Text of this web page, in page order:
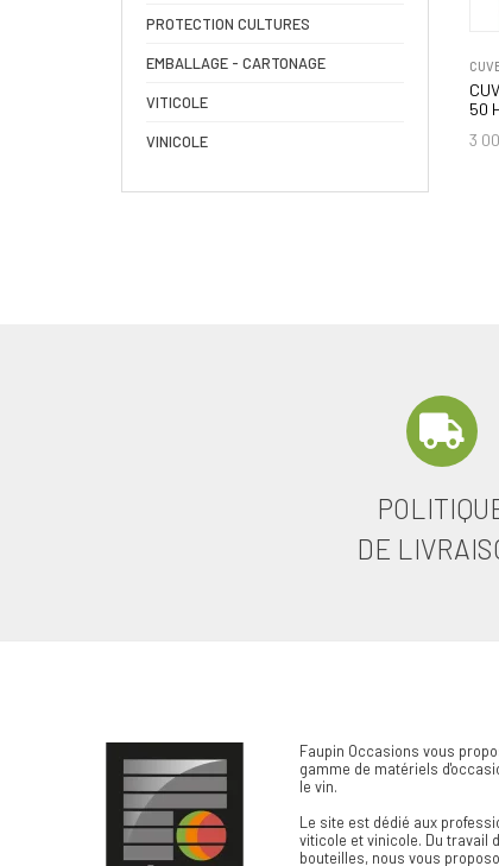
PROTECTION CULTURES
EMBALLAGE - CARTONAGE
VITICOLE
VINICOLE
50
3
DE
Faupin Occasions vous
gamme de matériels
le vin.
Le site est dédié aux
viticole et vinicole. Du travail
bouteilles, nous vous